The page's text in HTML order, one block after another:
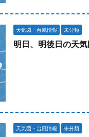
天気図・台風情報 未分類
明日、明後日の天
天気図・台風情報 未分類